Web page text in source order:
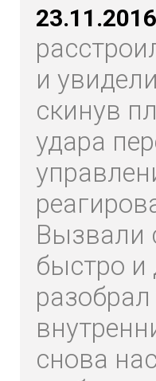
23.11.2016
и
скинув
удара
Вызвали
быстро
снова